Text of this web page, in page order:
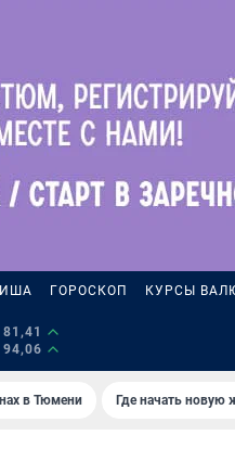
ГОРОСКОП КУРСЫ
81,41
94,06
в Тюмени Где начать новую